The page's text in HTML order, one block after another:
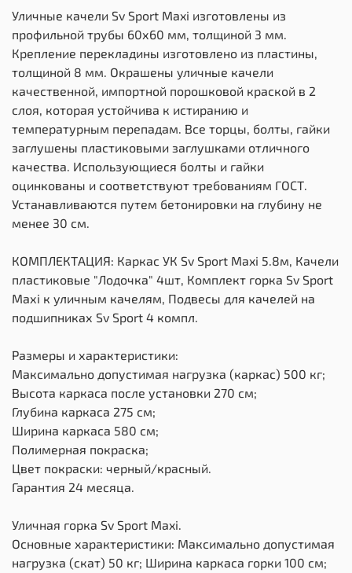
Уличные качели Sv Sport Maxi изготовлены из
профильной трубы 60х60 мм, толщиной 3 мм.
Крепление перекладины изготовлено из пластины,
толщиной 8 мм. Окрашены уличные качели
качественной, импортной порошковой краской в 2
слоя, которая устойчива к истиранию и
температурным перепадам. Все торцы, болты, гайки
заглушены пластиковыми заглушками отличного
качества. Использующиеся болты и гайки
оцинкованы и соответствуют требованиям ГОСТ.
Устанавливаются путем бетонировки на глубину не
менее 30 см.
КОМПЛЕКТАЦИЯ: Каркас УК Sv Sport Maxi 5.8м, Качели
пластиковые "Лодочка" 4шт, Комплект горка Sv Sport
Махi к уличным качелям, Подвесы для качелей на
подшипниках Sv Sport 4 компл.
Размеры и характеристики:
Максимально допустимая нагрузка (каркас) 500 кг;
Высота каркаса после установки 270 см;
Глубина каркаса 275 см;
Ширина каркаса 580 см;
Полимерная покраска;
Цвет покраски: черный/красный.
Гарантия 24 месяца.
Уличная горка Sv Sport Maxi.
Основные характеристики: Максимально допустимая
нагрузка (скат) 50 кг; Ширина каркаса горки 100 см;